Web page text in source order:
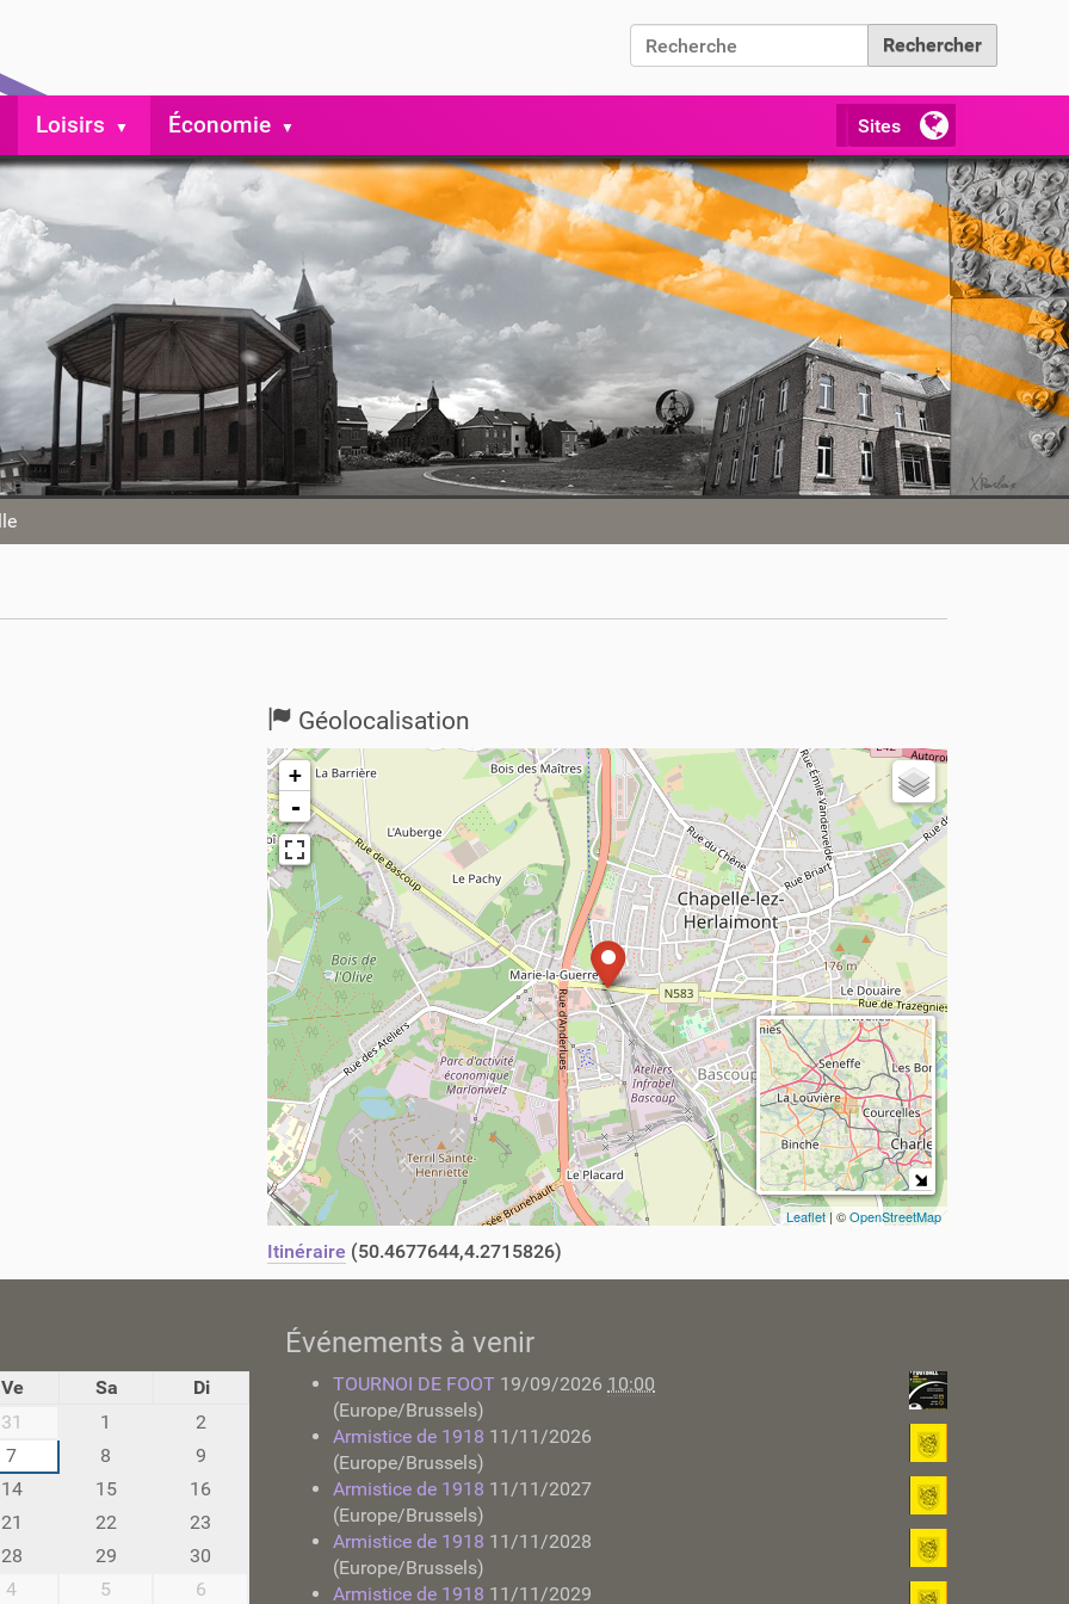
Chercher par
Loisirs Économie
Géolocalisation
+
-
Leaflet | ©OpenStreetMap
Itinéraire (50.4677644,4.2715826)
Ve Sa
Di
31 1
2
7 8
9
14 15
16
21 22
23
28 29
30
4 5 6
Événements à venir
TOURNOI DE FOOT 19/09/2026 10:00
(Europe/Brussels)
Armistice de 1918 11/11/2026
(Europe/Brussels)
Armistice de 1918 11/11/2027
(Europe/Brussels)
Armistice de 1918 11/11/2028
(Europe/Brussels)
Armistice de 1918 11/11/2029